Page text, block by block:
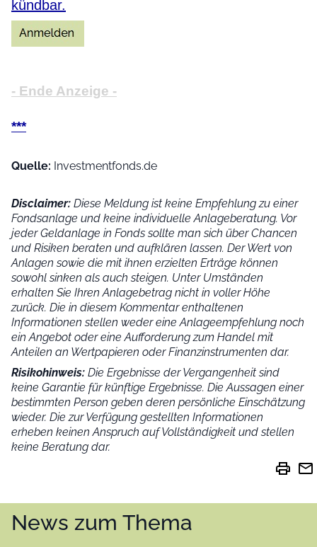
kündbar.
- Ende Anzeige -
***
Quelle: Investmentfonds.de
Disclaimer: Diese Meldung ist keine Empfehlung zu einer
Fondsanlage und keine individuelle Anlageberatung. Vor
jeder Geldanlage in Fonds sollte man sich über Chancen
und Risiken beraten und aufklären lassen. Der Wert von
Anlagen sowie die mit ihnen erzielten Erträge können
sowohl sinken als auch steigen. Unter Umständen
erhalten Sie Ihren Anlagebetrag nicht in voller Höhe
zurück. Die in diesem Kommentar enthaltenen
Informationen stellen weder eine Anlageempfehlung noch
ein Angebot oder eine Aufforderung zum Handel mit
Anteilen an Wertpapieren oder Finanzinstrumenten dar.
Risikohinweis: Die Ergebnisse der Vergangenheit sind
keine Garantie für künftige Ergebnisse. Die Aussagen einer
bestimmten Person geben deren persönliche Einschätzung
wieder. Die zur Verfügung gestellten Informationen
erheben keinen Anspruch auf Vollständigkeit und stellen
keine Beratung dar.
print mail
News zum Thema